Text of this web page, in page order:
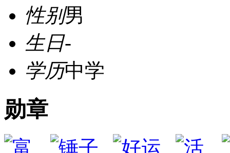
性别男
生日-
学历中学
勋章